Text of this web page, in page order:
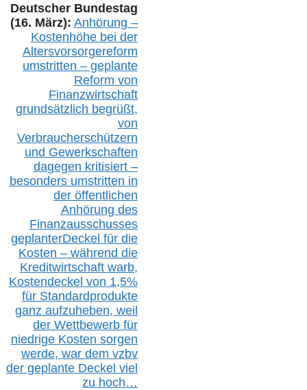
Deutscher Bundestag
(16. März): Anhörung –
Kostenhöhe bei der
Altersvorsorgereform
umstritten – geplante
Reform von
Finanzwirtschaft
grundsätzlich begrüßt,
von
Verbraucherschützern
und Gewerkschaften
dagegen kritisiert –
besonders umstritten in
der öffentlichen
Anhörung des
Finanzausschusses
geplanterDeckel für die
Kosten – während die
Kreditwirtschaft warb,
Kostendeckel von 1,5%
für Standardprodukte
ganz aufzuheben, weil
der Wettbewerb für
niedrige Kosten sorgen
werde, war dem vzbv
der geplante Deckel viel
zu hoch…